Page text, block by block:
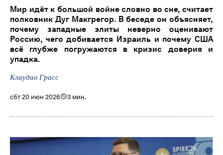
Мир идёт к большой войне словно во сне, считает
полковник Дуг Макгрегор. В беседе он объясняет,
почему западные элиты неверно оценивают
Россию, чего добивается Израиль и почему США
всё глубже погружаются в кризис доверия и
упадка.
Клаудио Грасс
сбт 20 июн 2026 3 мин.